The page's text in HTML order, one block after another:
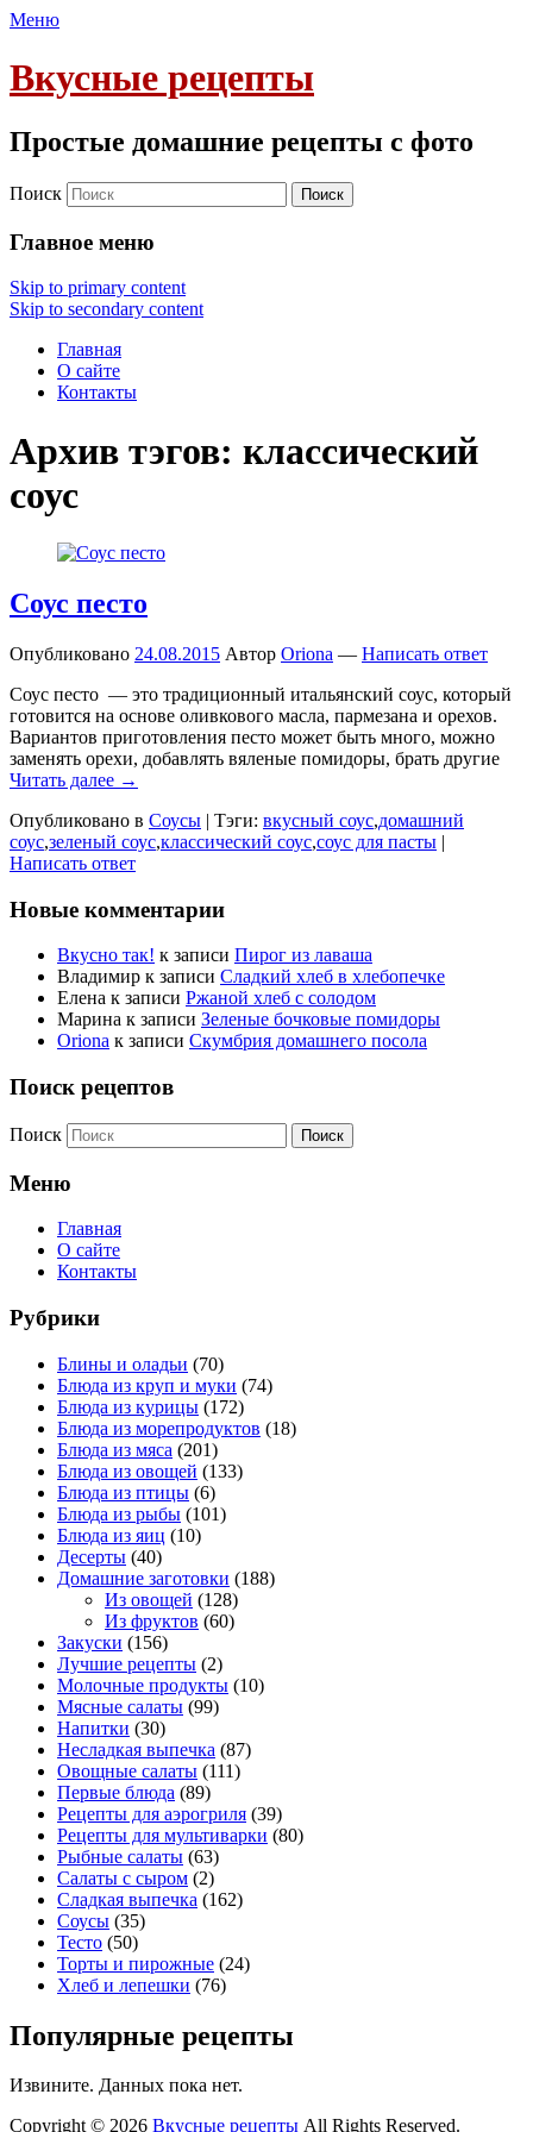
Меню
Вкусные рецепты
Простые домашние рецепты с фото
Поиск
Главное меню
Skip to primary content
Skip to secondary content
Главная
О сайте
Контакты
Архив тэгов: классический
соус
Соус песто
Опубликовано 24.08.2015 Автор Oriona — Написать ответ
Соус песто — это традиционный итальянский соус, который
готовится на основе оливкового масла, пармезана и орехов.
Вариантов приготовления песто может быть много, можно
заменять орехи, добавлять вяленые помидоры, брать другие
Читать далее →
Опубликовано в Соусы | Тэги: вкусный соус,домашний
соус,зеленый соус,классический соус,соус для пасты |
Написать ответ
Новые комментарии
Вкусно так! к записи Пирог из лаваша
Владимир к записи Сладкий хлеб в хлебопечке
Елена к записи Ржаной хлеб с солодом
Марина к записи Зеленые бочковые помидоры
Oriona к записи Скумбрия домашнего посола
Поиск рецептов
Поиск
Меню
Главная
О сайте
Контакты
Рубрики
Блины и оладьи (70)
Блюда из круп и муки (74)
Блюда из курицы (172)
Блюда из морепродуктов (18)
Блюда из мяса (201)
Блюда из овощей (133)
Блюда из птицы (6)
Блюда из рыбы (101)
Блюда из яиц (10)
Десерты (40)
Домашние заготовки (188)
Из овощей (128)
Из фруктов (60)
Закуски (156)
Лучшие рецепты (2)
Молочные продукты (10)
Мясные салаты (99)
Напитки (30)
Несладкая выпечка (87)
Овощные салаты (111)
Первые блюда (89)
Рецепты для аэрогриля (39)
Рецепты для мультиварки (80)
Рыбные салаты (63)
Салаты с сыром (2)
Сладкая выпечка (162)
Соусы (35)
Тесто (50)
Торты и пирожные (24)
Хлеб и лепешки (76)
Популярные рецепты
Извините. Данных пока нет.
Copyright © 2026 Вкусные рецепты All Rights Reserved.